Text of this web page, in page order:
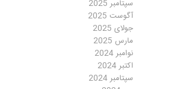
سپتامبر 2025
آگوست 2025
جولای 2025
مارس 2025
نوامبر 2024
اکتبر 2024
سپتامبر 2024